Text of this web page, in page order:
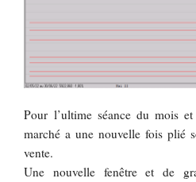
Pour l’ultime séance du mois
marché a une nouvelle fois plié
vente.
Une nouvelle fenêtre et de